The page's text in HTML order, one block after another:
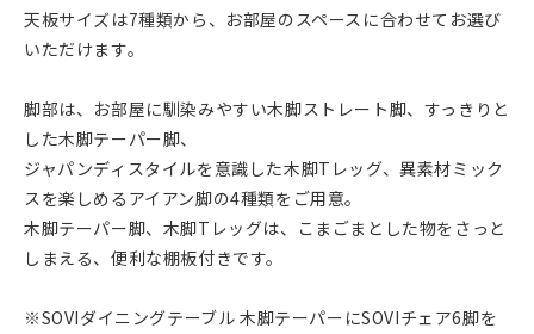
天板サイズは7種類から、お部屋のスペースに合わせてお選び
いただけます。
脚部は、お部屋に馴染みやすい木脚ストレート脚、すっきりと
した木脚テーパー脚、
ジャパンディスタイルを意識した木脚Tレッグ、異素材ミック
スを楽しめるアイアン脚の4種類をご用意。
木脚テーパー脚、木脚Tレッグは、こまごまとした物をさっと
しまえる、便利な棚板付きです。
※SOVIダイニングテーブル 木脚テーパーにSOVIチェア6脚を